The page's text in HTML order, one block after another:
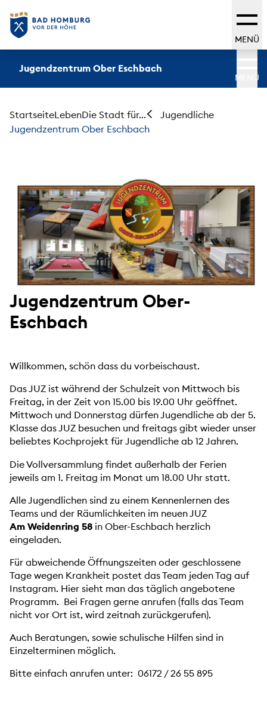
MENÜ
Jugendzentrum Ober Eschbach
MENÜ
StartseiteLebenDie Stadt für...
Jugendliche
Jugendzentrum Ober Eschbach
Jugendzentrum Ober-
Eschbach
Willkommen, schön dass du vorbeischaust.
Das JUZ ist während der Schulzeit von Mittwoch bis
Freitag, in der Zeit von 15.00 bis 19.00 Uhr geöffnet.
Mittwoch und Donnerstag dürfen Jugendliche ab der 5.
Klasse das JUZ besuchen und freitags gibt wieder unser
beliebtes Kochprojekt für Jugendliche ab 12 Jahren.
Die Vollversammlung findet außerhalb der Ferien
jeweils am 1. Freitag im Monat um 18.00 Uhr statt.
Alle Jugendlichen sind zu einem Kennenlernen des
Teams und der Räumlichkeiten im neuen JUZ
Am Weidenring 58 in Ober-Eschbach herzlich
eingeladen.
Für abweichende Öffnungszeiten oder geschlossene
Tage wegen Krankheit postet das Team jeden Tag auf
Instagram. Hier sieht man das täglich angebotene
Programm. Bei Fragen gerne anrufen (falls das Team
nicht vor Ort ist, wird zeitnah zurückgerufen).
Auch Beratungen, sowie schulische Hilfen sind in
Einzelterminen möglich.
Bitte einfach anrufen unter: 06172 / 26 55 895